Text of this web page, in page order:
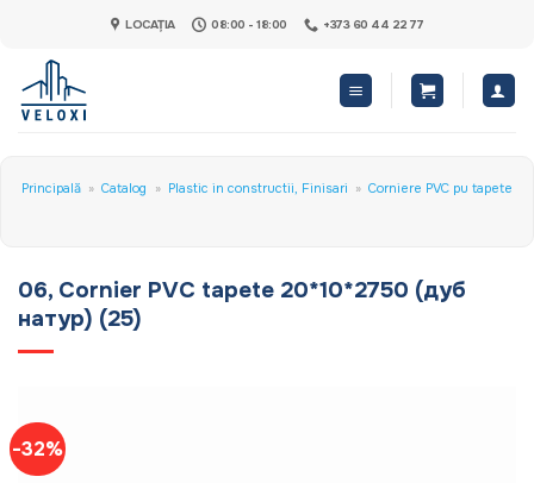
content
LOCAȚIA 08:00 - 18:00 +373 60 44 22 77
Principală » Catalog » Plastic in constructii, Finisari » Corniere PVC pu tapete
06, Cornier PVC tapete 20*10*2750 (дуб
натур) (25)
-32%